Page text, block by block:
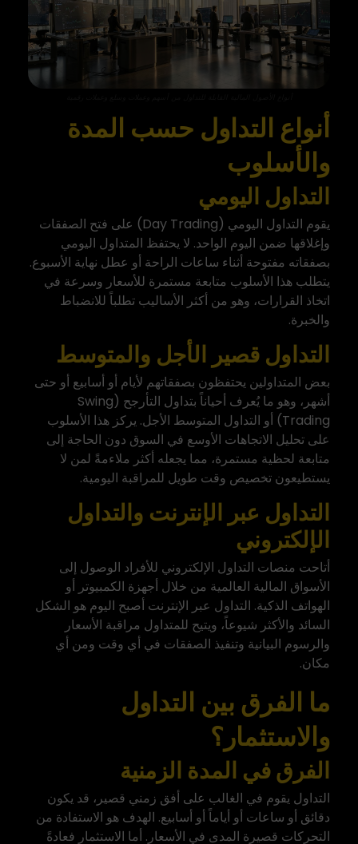
أنواع التداول حسب المدة
والأسلوب
التداول اليومي
يقوم التداول اليومي (Day Trading) على فتح الصفقات
وإغلاقها ضمن اليوم الواحد. لا يحتفظ المتداول اليومي
بصفقاته مفتوحة أثناء ساعات الراحة أو عطل نهاية الأسبوع.
يتطلب هذا الأسلوب متابعة مستمرة للأسعار وسرعة في
اتخاذ القرارات، وهو من أكثر الأساليب تطلباً للانضباط
والخبرة.
التداول قصير الأجل والمتوسط
بعض المتداولين يحتفظون بصفقاتهم لأيام أو أسابيع أو حتى
أشهر، وهو ما يُعرف أحياناً بتداول التأرجح (Swing
Trading) أو التداول المتوسط الأجل. يركز هذا الأسلوب
على تحليل الاتجاهات الأوسع في السوق دون الحاجة إلى
متابعة لحظية مستمرة، مما يجعله أكثر ملاءمةً لمن لا
يستطيعون تخصيص وقت طويل للمراقبة اليومية.
التداول عبر الإنترنت والتداول
الإلكتروني
أتاحت منصات التداول الإلكتروني للأفراد الوصول إلى
الأسواق المالية العالمية من خلال أجهزة الكمبيوتر أو
الهواتف الذكية. التداول عبر الإنترنت أصبح اليوم هو الشكل
السائد والأكثر شيوعاً، ويتيح للمتداول مراقبة الأسعار
والرسوم البيانية وتنفيذ الصفقات في أي وقت ومن أي
مكان.
ما الفرق بين التداول
والاستثمار؟
الفرق في المدة الزمنية
التداول يقوم في الغالب على أفق زمني قصير، قد يكون
دقائق أو ساعات أو أياماً أو أسابيع. الهدف هو الاستفادة من
التحركات قصيرة المدى في الأسعار. أما الاستثمار فعادةً